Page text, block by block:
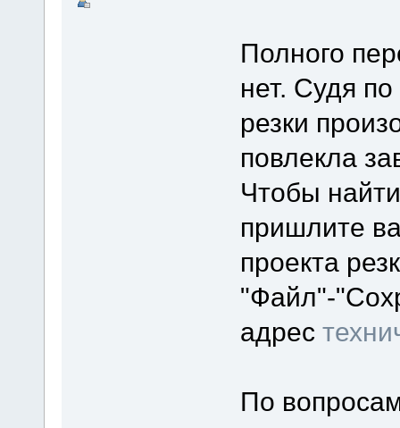
Полного
нет. Судя
резки
повлекла
Чтобы
пришлите
проекта
"Файл"-
адрес
По